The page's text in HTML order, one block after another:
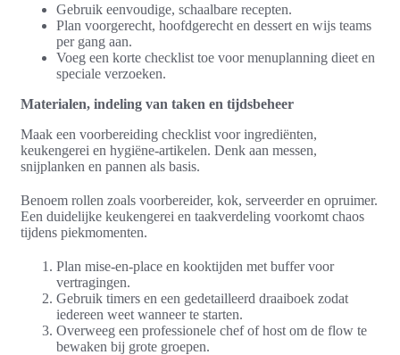
Gebruik eenvoudige, schaalbare recepten.
Plan voorgerecht, hoofdgerecht en dessert en wijs teams
per gang aan.
Voeg een korte checklist toe voor menuplanning dieet en
speciale verzoeken.
Materialen, indeling van taken en tijdsbeheer
Maak een voorbereiding checklist voor ingrediënten,
keukengerei en hygiëne-artikelen. Denk aan messen,
snijplanken en pannen als basis.
Benoem rollen zoals voorbereider, kok, serveerder en opruimer.
Een duidelijke keukengerei en taakverdeling voorkomt chaos
tijdens piekmomenten.
Plan mise-en-place en kooktijden met buffer voor
vertragingen.
Gebruik timers en een gedetailleerd draaiboek zodat
iedereen weet wanneer te starten.
Overweeg een professionele chef of host om de flow te
bewaken bij grote groepen.